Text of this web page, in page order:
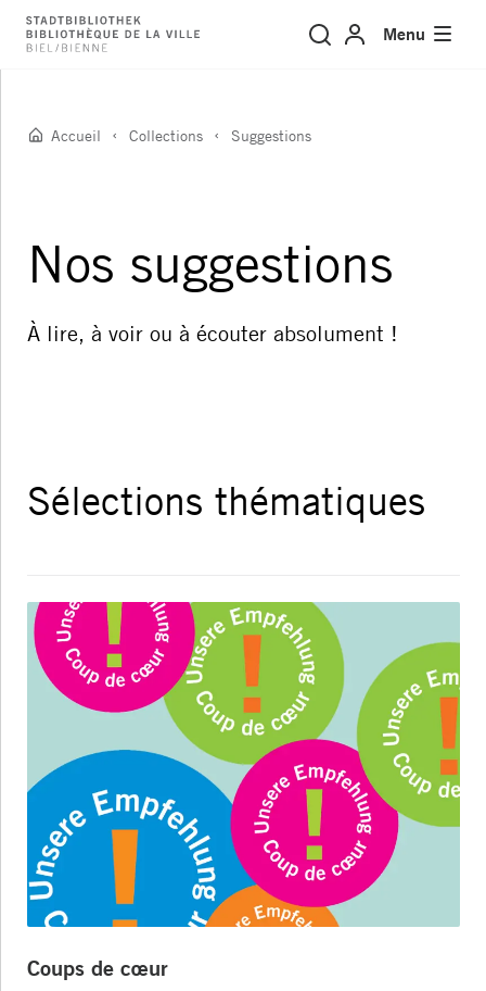
Suggestions
Menu
Accueil Collections Suggestions
Nos suggestions
À lire, à voir ou à écouter absolument !
Sélections thématiques
Coups de cœur